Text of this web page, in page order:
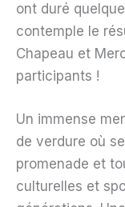
ont duré
contemple le
Chapeau et
participants !
Un immense
de verdure où
promenade et
culturelles et